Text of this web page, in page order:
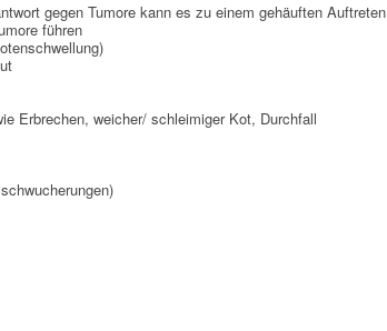
gegen Tumore kann es zu einem gehäuften Auftreten
führen
Erbrechen, weicher/ schleimiger Kot, Durchfall